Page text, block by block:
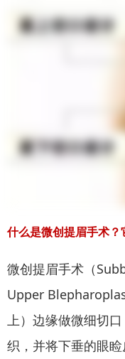
什么是微创提眉手术？
微创提眉手术（
Upper
上）边缘做微细切
织，并将下垂的眼